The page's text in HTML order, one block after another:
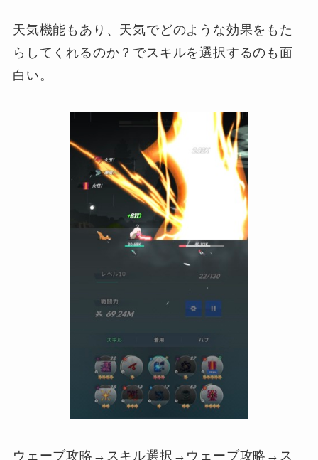
天気機能もあり、天気でどのような効果をもた
らしてくれるのか？でスキルを選択するのも面
白い。
ウェーブ攻略→スキル選択→ウェーブ攻略→ス